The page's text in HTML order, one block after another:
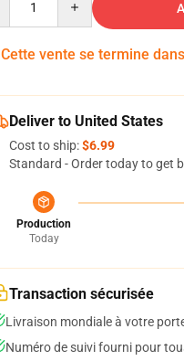
Cette vente se termine dans
Deliver to United States
Cost to ship:$6.99
Standard - Order today to get
Production
Today
Transaction sécurisée
Livraison mondiale à votre
Numéro de suivi fourni pour